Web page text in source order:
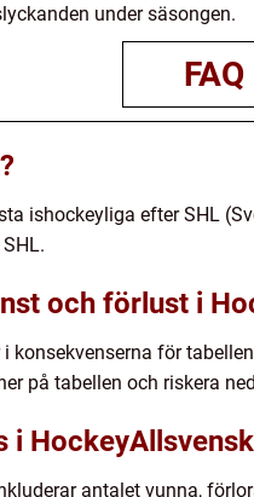
under säsongen.
FAQ
ishockeyliga efter SHL
och förlust i
för
på tabellen och riskera
antalet vunna,